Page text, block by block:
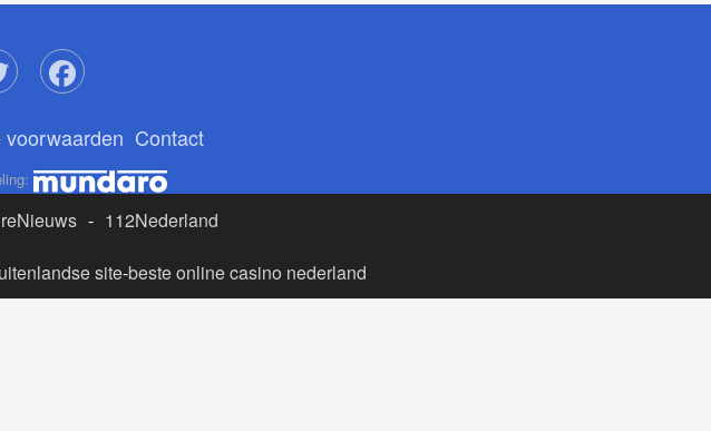
Contact
- 112Nederland
site-beste online casino nederland